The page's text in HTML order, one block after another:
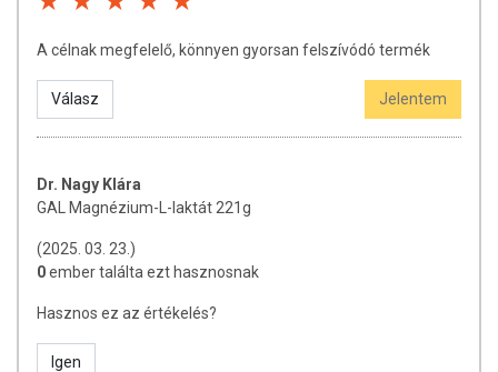
A célnak megfelelő, könnyen gyorsan felszívódó termék
Válasz Jelentem
Dr. Nagy Klára
GAL Magnézium-L-laktát 221g
(2025. 03. 23.)
0ember találta ezt hasznosnak
Hasznos ez az értékelés?
Igen